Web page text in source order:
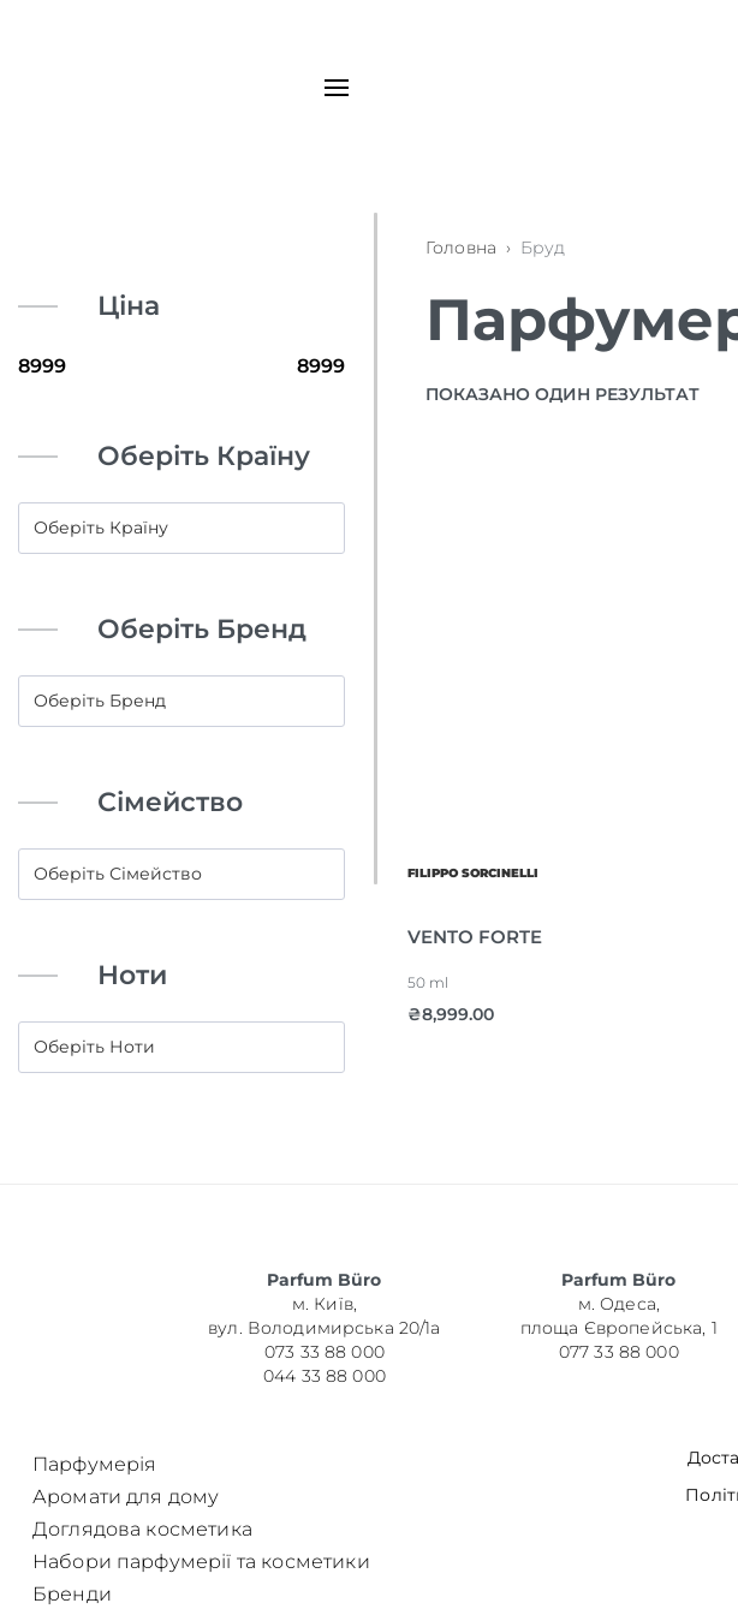
Ціна
Оберіть Країну
Оберіть Бренд
Сімейство
Ноти
Парфумер
Головна › Бруд
ПОКАЗАНО ОДИН РЕЗУЛЬТАТ
FILIPPO SORCINELLI
VENTO FORTE
50 ml
₴8,999.00
Parfum Büro
м. Київ,
вул. Володимирська 20/1а
073 33 88 000
044 33 88 000
Parfum Büro
м. Одеса,
площа Європейська, 1
077 33 88 000
Парфумерія
Аромати для дому
Доглядова косметика
Набори парфумерії та косметики
Бренди